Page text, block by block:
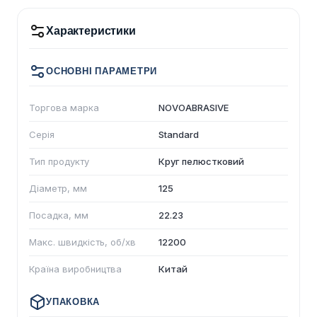
Характеристики
ОСНОВНІ ПАРАМЕТРИ
Торгова марка NOVOABRASIVE
Серія Standard
Тип продукту Круг пелюстковий
Діаметр, мм 125
Посадка, мм 22.23
Макс. швидкість, об/хв 12200
Країна виробництва Китай
УПАКОВКА